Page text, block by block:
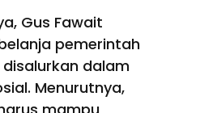
Gus Fawait
pemerintah
dalam
Menurutnya,